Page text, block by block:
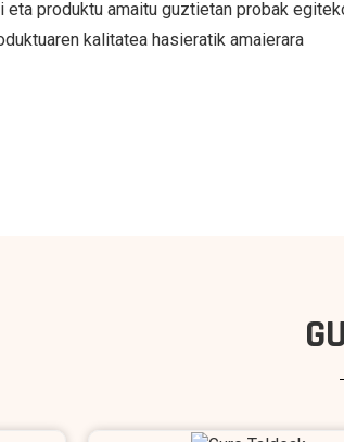
eta produktu amaitu guztietan probak
kalitatea hasieratik amaierara